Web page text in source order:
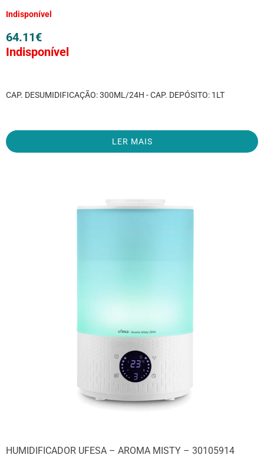
Indisponível
64.11€
Indisponível
CAP. DESUMIDIFICAÇÃO: 300ML/24H - CAP. DEPÓSITO: 1LT
LER MAIS
HUMIDIFICADOR UFESA – AROMA MISTY – 30105914